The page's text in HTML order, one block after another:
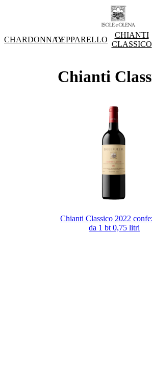
CHARDONNAYCEPPARELLO
CHIANTI
CLASSICO
Chianti
Chianti Classico 2022
da 1 bt 0,75 litri